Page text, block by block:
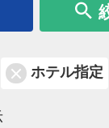
ホテル指定